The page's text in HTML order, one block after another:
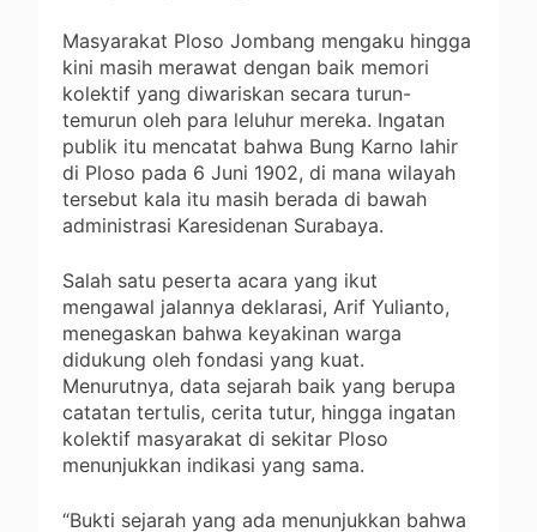
Masyarakat Ploso Jombang mengaku hingga
kini masih merawat dengan baik memori
kolektif yang diwariskan secara turun-
temurun oleh para leluhur mereka. Ingatan
publik itu mencatat bahwa Bung Karno lahir
di Ploso pada 6 Juni 1902, di mana wilayah
tersebut kala itu masih berada di bawah
administrasi Karesidenan Surabaya.
Salah satu peserta acara yang ikut
mengawal jalannya deklarasi, Arif Yulianto,
menegaskan bahwa keyakinan warga
didukung oleh fondasi yang kuat.
Menurutnya, data sejarah baik yang berupa
catatan tertulis, cerita tutur, hingga ingatan
kolektif masyarakat di sekitar Ploso
menunjukkan indikasi yang sama.
“Bukti sejarah yang ada menunjukkan bahwa